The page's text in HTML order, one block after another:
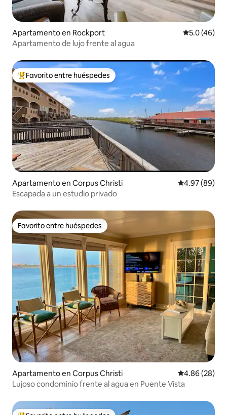
Apartamento en Rockport Calificación
5.0 (46)
Apartamento de lujo frente al agua
Favorito entre huéspedes preferido
Favorito entre huéspedes
Apartamento en Corpus Christi Calificación
4.97 (89)
Escapada a un estudio privado
Favorito entre huéspedes
Favorito entre huéspedes
Apartamento en Corpus Christi Calificación
4.86 (28)
Lujoso condominio frente al agua en Puente Vista